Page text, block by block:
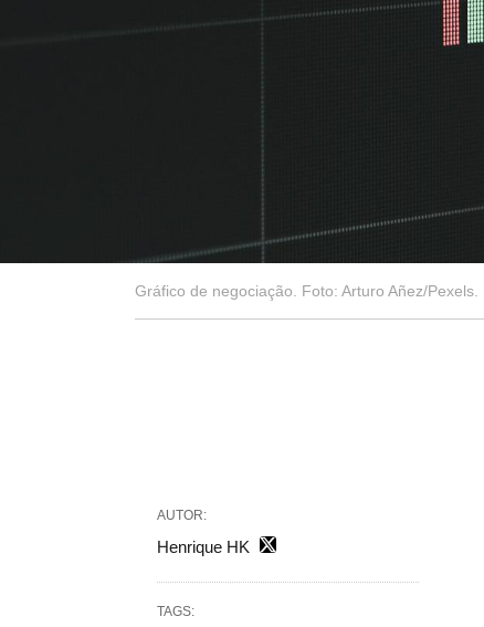
Gráfico de negociação. Foto: Arturo Añez/Pexels.
AUTOR:
Henrique HK
TAGS: